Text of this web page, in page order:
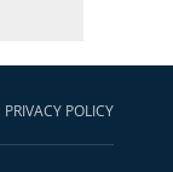
PRIVACY POLICY